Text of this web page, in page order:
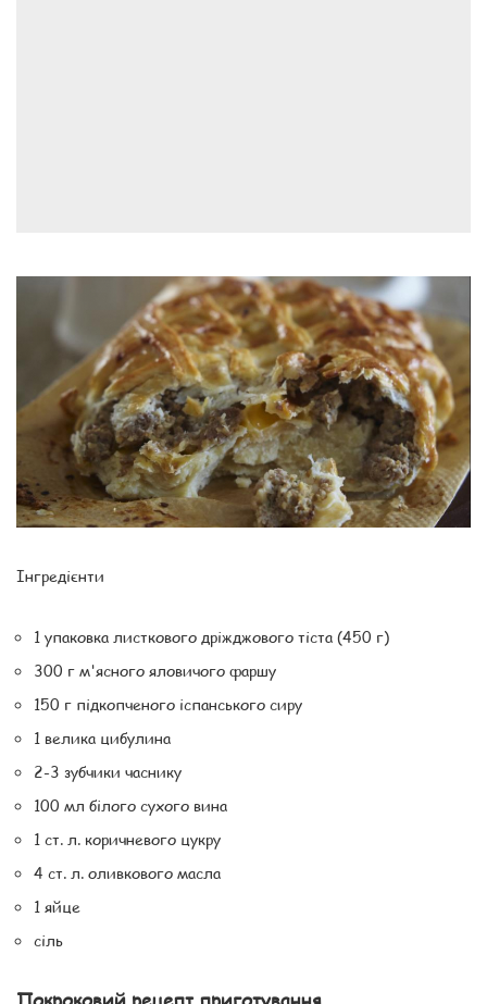
Інгредієнти
1 упаковка листкового дріжджового тіста (450 г)
300 г м'ясного яловичого фаршу
150 г підкопченого іспанського сиру
1 велика цибулина
2-3 зубчики часнику
100 мл білого сухого вина
1 ст. л. коричневого цукру
4 ст. л. оливкового масла
1 яйце
сіль